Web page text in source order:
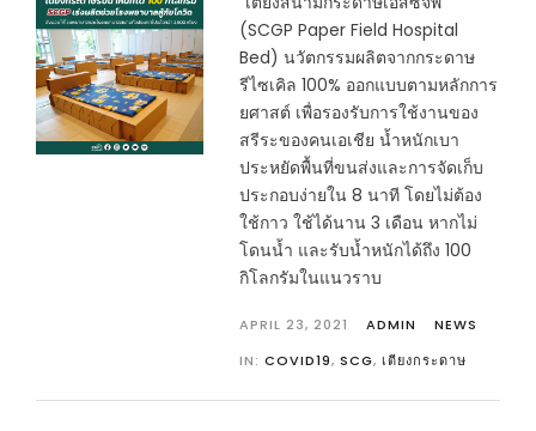
(SCGP Paper Field Hospital
Bed) นวัตกรรมผลิตจากกระดาษ
รีไซเคิล 100% ออกแบบตามหลักการ
ยศาสต์ เพื่อรองรับการใช้งานของ
สรีระของคนเอเชีย น้ำหนักเบา
ประหยัดพื้นที่ขนส่งและการจัดเก็บ
ประกอบง่ายใน 8 นาที โดยไม่ต้อง
ใช้กาว ใช้ได้นาน 3 เดือน หากไม่
โดนน้ำ และรับน้ำหนักได้ถึง 100
กิโลกรัมในแนวราบ
APRIL 23, 2021 ADMIN
NEWS
IN: COVID19, SCG, เตียงกระดาษ